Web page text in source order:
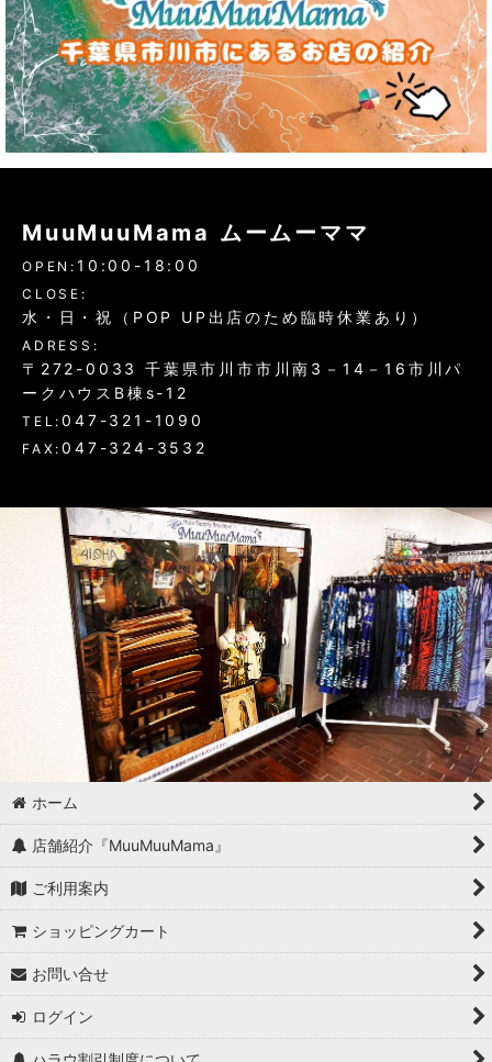
MuuMuuMama ムームーママ
OPEN: 10:00-18:00
CLOSE:
水・日・祝（POP UP出店のため臨時休業あり）
ADRESS:
〒272-0033 千葉県市川市市川南3－14－16市川パ
ークハウスB棟s-12
TEL:047-321-1090
FAX:047-324-3532
ホーム
店舗紹介『MuuMuuMama』
ご利用案内
ショッピングカート
お問い合せ
ログイン